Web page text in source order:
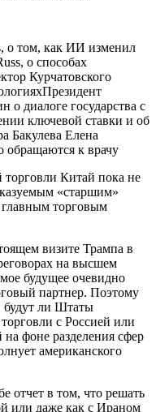
о том, как ИИ изменил
о способах
Курчатовского
диалоге государства с
ключевой ставки и об
Бакулева Елена
обращаются к врачу
торговли Китай пока не
«старшим»
торговым
визите Трампа в
на высшем
будущее очевидно
партнер. Поэтому
будут ли Штаты
с Россией или
фоне разделения сфер
американского
отчет в том, что решать
или даже как с Ираном